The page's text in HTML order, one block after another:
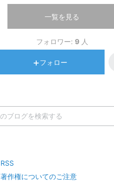
一覧を見る
フォロワー: 9 人
フォロー
RSS
著作権についてのご注意